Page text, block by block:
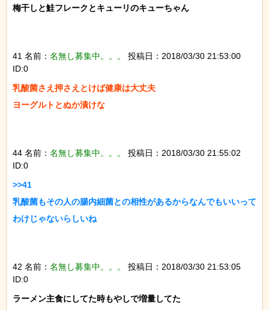
梅干しと鮭フレークとキューリのキューちゃん
41 名前： 名無し募集中。。。
投稿日：2018/03/30 21:53:00
ID:0
乳酸菌さえ押さえとけば健康は大丈夫
ヨーグルトとぬか漬けな
44 名前： 名無し募集中。。。
投稿日：2018/03/30 21:55:02
ID:0
>>41
乳酸菌もその人の腸内細菌との相性があるからなんでもいいって
わけじゃないらしいね
42 名前： 名無し募集中。。。
投稿日：2018/03/30 21:53:05
ID:0
ラーメン主食にしてた時もやしで増量してた